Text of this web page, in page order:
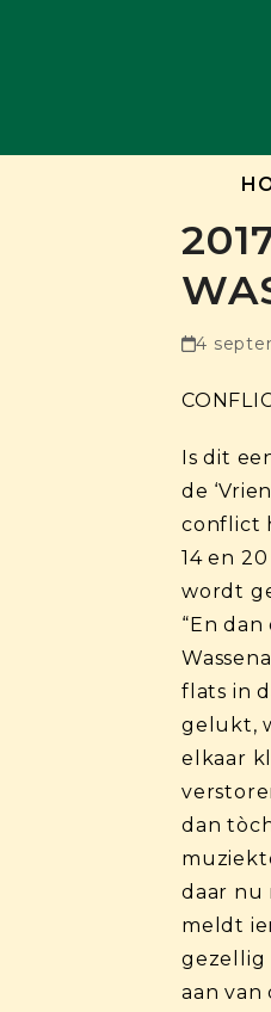
4
Is dit
de
conflict
14 en
wordt
“En
flats in
gelukt,
elkaar
dan
daar nu
meldt
gezellig
aan van